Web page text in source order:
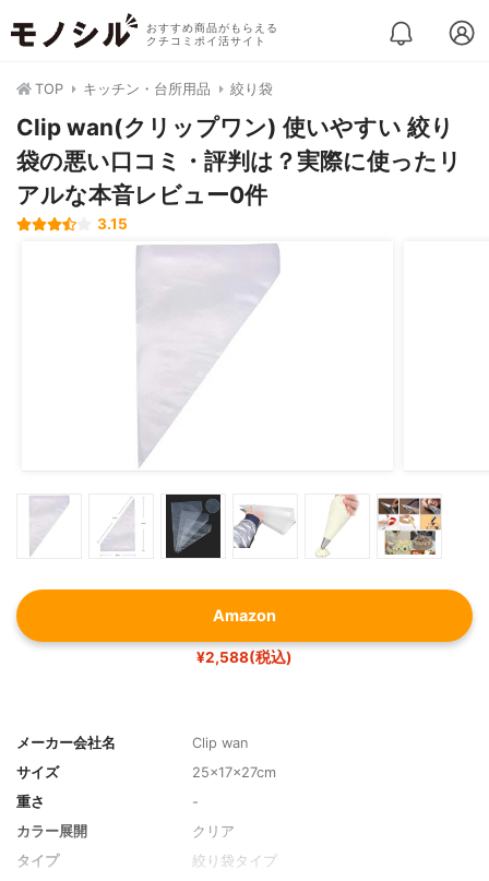
おすすめ商品がもらえる
クチコミポイ活サイト
TOP キッチン・台所用品 絞り袋
Clip wan(クリップワン) 使いやすい 絞り
袋の悪い口コミ・評判は？実際に使ったリ
アルな本音レビュー0件
3.15
Amazon
¥2,588(税込)
メーカー会社名
Clip wan
サイズ
25×17×27cm
重さ
-
カラー展開
クリア
タイプ
絞り袋タイプ